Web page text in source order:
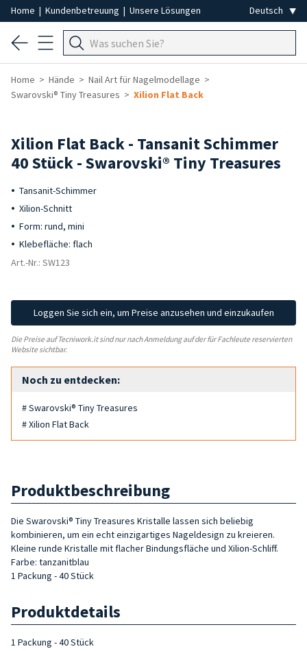
Home | Kundenbetreuung | Unsere Lösungen
Home Hände
Nail Art für Nagelmodellage
Swarovski® Tiny Treasures
Xilion Flat Back
Xilion Flat Back - Tansanit Schimmer
40 Stück - Swarovski® Tiny Treasures
Tansanit-Schimmer
Xilion-Schnitt
Form: rund, mini
Klebefläche: flach
Art.-Nr.: SW123
Loggen Sie sich ein, um Preise anzusehen und einzukaufen
Die Preise auf Tecniwork.it sind nur nach Anmeldung auf der für Fachleute reservierten
Website sichtbar.
Noch zu entdecken:
# Swarovski® Tiny Treasures
# Xilion Flat Back
Produktbeschreibung
Die Swarovski® Tiny Treasures Kristalle lassen sich beliebig
kombinieren, um ein echt einzigartiges Nageldesign zu kreieren.
Kleine runde Kristalle mit flacher Bindungsfläche und Xilion-Schliff.
Farbe: tanzanitblau
1 Packung - 40 Stück
Produktdetails
1 Packung - 40 Stück